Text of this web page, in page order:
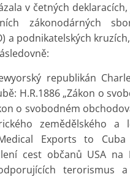
v četných
zákonodárných
a podnikatelských
republikán
H.R.1886 „Zákon o
o svobodném
zemědělského a
Exports to
cest občanů USA
terorismus